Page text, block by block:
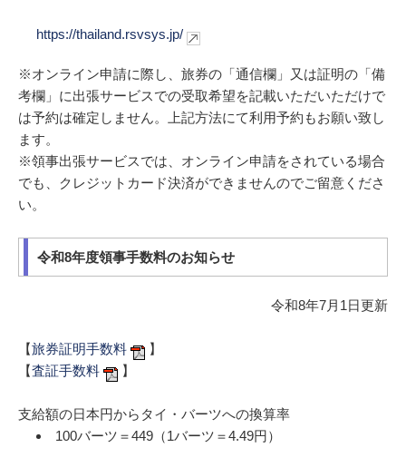
https://thailand.rsvsys.jp/
※オンライン申請に際し、旅券の「通信欄」又は証明の「備
考欄」に出張サービスでの受取希望を記載いただいただけで
は予約は確定しません。上記方法にて利用予約もお願い致し
ます。
※領事出張サービスでは、オンライン申請をされている場合
でも、クレジットカード決済ができませんのでご留意くださ
い。
令和8年度領事手数料のお知らせ
令和8年7月1日更新
【旅券証明手数料
】
【査証手数料 】
支給額の日本円からタイ・バーツへの換算率
100バーツ＝449（1バーツ＝4.49円）